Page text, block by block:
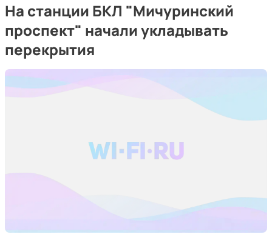
На станции БКЛ "Мичуринский
проспект" начали укладывать
перекрытия